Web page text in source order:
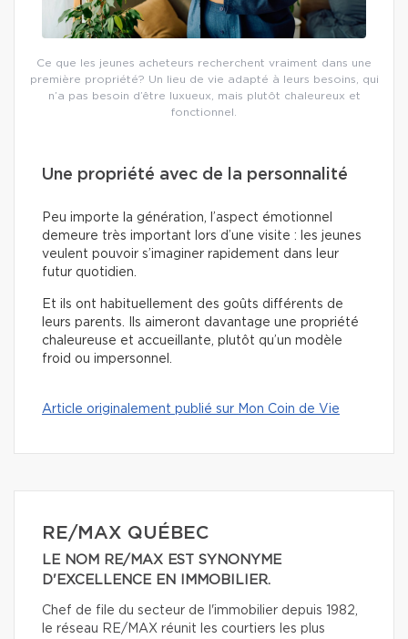
Ce que les jeunes acheteurs recherchent vraiment dans une
première propriété? Un lieu de vie adapté à leurs besoins, qui
n’a pas besoin d’être luxueux, mais plutôt chaleureux et
fonctionnel.
Une propriété avec de la personnalité
Peu importe la génération, l’aspect émotionnel
demeure très important lors d’une visite : les jeunes
veulent pouvoir s’imaginer rapidement dans leur
futur quotidien.
Et ils ont habituellement des goûts différents de
leurs parents. Ils aimeront davantage une propriété
chaleureuse et accueillante, plutôt qu’un modèle
froid ou impersonnel.
Article originalement publié sur Mon Coin de Vie
RE/MAX QUÉBEC
LE NOM RE/MAX EST SYNONYME
D'EXCELLENCE EN IMMOBILIER.
Chef de file du secteur de l'immobilier depuis 1982,
le réseau RE/MAX réunit les courtiers les plus